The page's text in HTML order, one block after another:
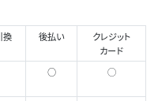
換 後払い
クレジット
カード
○ ◯